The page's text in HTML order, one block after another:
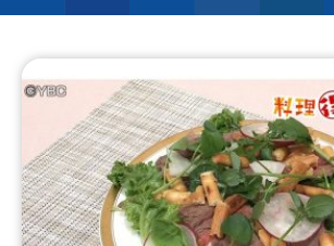
ニュース
アナウンサー
Announcer
イベント
Event
試写会・プレゼント
Present